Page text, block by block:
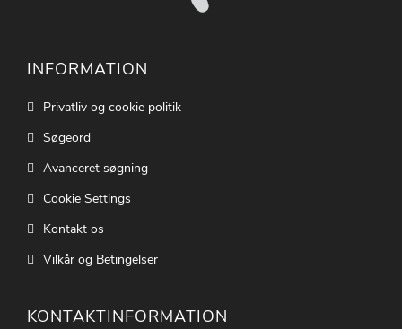
INFORMATION
Privatliv og cookie politik
Søgeord
Avanceret søgning
Cookie Settings
Kontakt os
Vilkår og Betingelser
KONTAKTINFORMATION